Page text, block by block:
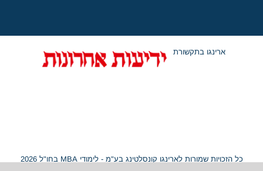
ארינגו בתקשורת
כל הזכויות שמורות לארינגו קונסלטינג בע"מ - לימודי MBA בחו"ל 2026